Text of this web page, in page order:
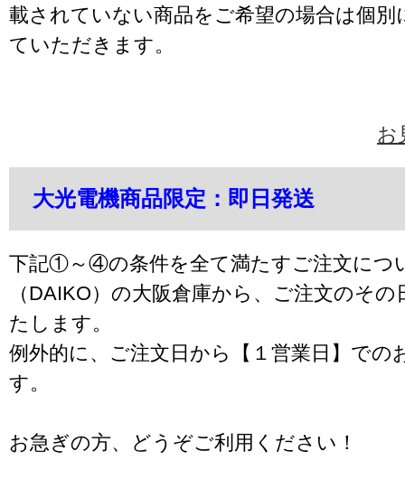
載されていない商品をご希望の場合は個別
ていただきます。
お
大光電機商品限定：即日発送
下記①～④の条件を全て満たすご注文につ
（DAIKO）の大阪倉庫から、ご注文のそ
たします。
例外的に、ご注文日から【１営業日】での
す。
お急ぎの方、どうぞご利用ください！